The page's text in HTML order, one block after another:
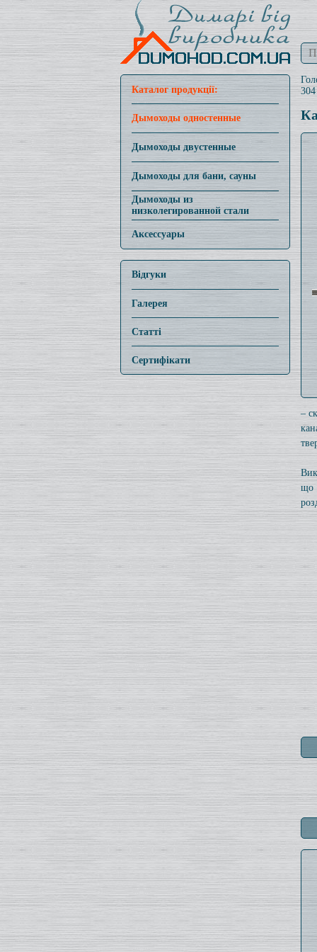
Каталог продукції:
Дымоходы одностенные
Дымоходы двустенные
Дымоходы для бани, сауны
Дымоходы из
низколегированной стали
Аксессуары
Відгуки
Галерея
Статті
Сертифікати
–
що